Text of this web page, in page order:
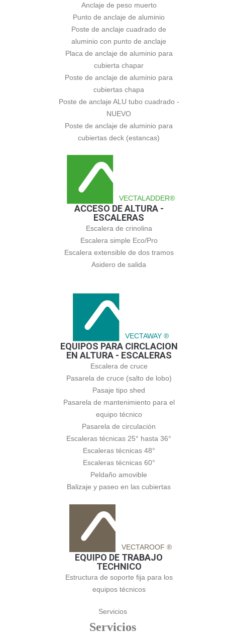
Anclaje de peso muerto
Punto de anclaje de aluminio
Poste de anclaje cuadrado de
aluminio con punto de anclaje
Placa de anclaje de aluminio para
cubierta chapar
Poste de anclaje de aluminio para
cubiertas chapa
Poste de anclaje ALU tubo cuadrado -
NUEVO
Poste de anclaje de aluminio para
cubiertas deck (estancas)
VECTALADDER®
ACCESO DE ALTURA -
ESCALERAS
Escalera de crinolina
Escalera simple Eco/Pro
Escalera extensible de dos tramos
Asidero de salida
VECTAWAY ®
EQUIPOS PARA CIRCLACION
EN ALTURA - ESCALERAS
Escalera de cruce
Pasarela de cruce (salto de lobo)
Pasaje tipo shed
Pasarela de mantenimiento para el
equipo técnico
Pasarela de circulación
Escaleras técnicas 25° hasta 36°
Escaleras técnicas 48°
Escaleras técnicas 60°
Peldaño amovible
Balizaje y paseo en las cubiertas
VECTAROOF ®
EQUIPO DE TRABAJO
TECHNICO
Estructura de soporte fija para los
equipos técnicos
Servicios
Servicios